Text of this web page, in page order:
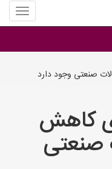
منوی
سایت
آلات
صنعتی وجود دارد
کاهش
صنعتی